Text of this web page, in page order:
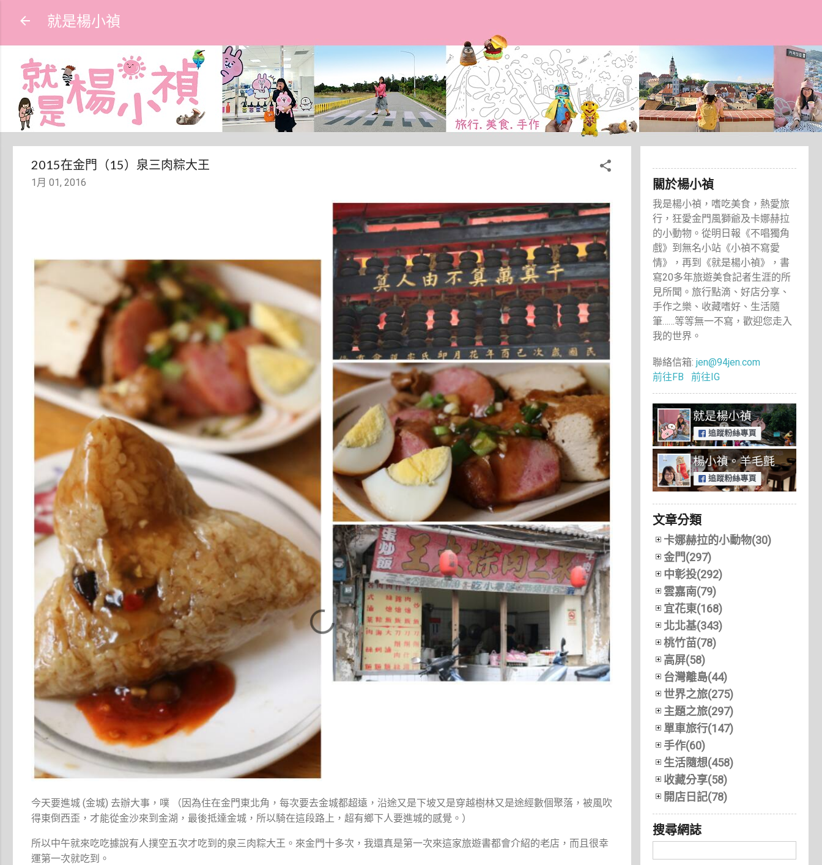
就是楊小禎
2015在金門（15）泉三肉粽大王
1月 01, 2016
今天要進城 (金城) 去辦大事，噗 （因為住在金門東北角，每次要去金城都超遠，沿途又是下坡又是穿越樹林又是途經數個聚落，被風吹
得東倒西歪，才能從金沙來到金湖，最後抵達金城，所以騎在這段路上，超有鄉下人要進城的感覺。）
所以中午就來吃吃據說有人撲空五次才吃到的泉三肉粽大王。來金門十多次，我還真是第一次來這家旅遊書都會介紹的老店，而且很幸
運第一次就吃到。
關於楊小禎
我是楊小禎，嗜吃美食，熱愛旅
行，狂愛金門風獅爺及卡娜赫拉
的小動物。從明日報《不唱獨角
戲》到無名小站《小禎不寫愛
情》，再到《就是楊小禎》，書
寫20多年旅遊美食記者生涯的所
見所聞。旅行點滴、好店分享、
手作之樂、收藏嗜好、生活隨
筆……等等無一不寫，歡迎您走入
我的世界。
聯絡信箱: jen@94jen.com
前往FB
前往IG
文章分類
卡娜赫拉的小動物(30)
金門(297)
中彰投(292)
雲嘉南(79)
宜花東(168)
北北基(343)
桃竹苗(78)
高屏(58)
台灣離島(44)
世界之旅(275)
主題之旅(297)
單車旅行(147)
手作(60)
生活隨想(458)
收藏分享(58)
開店日記(78)
搜尋網誌